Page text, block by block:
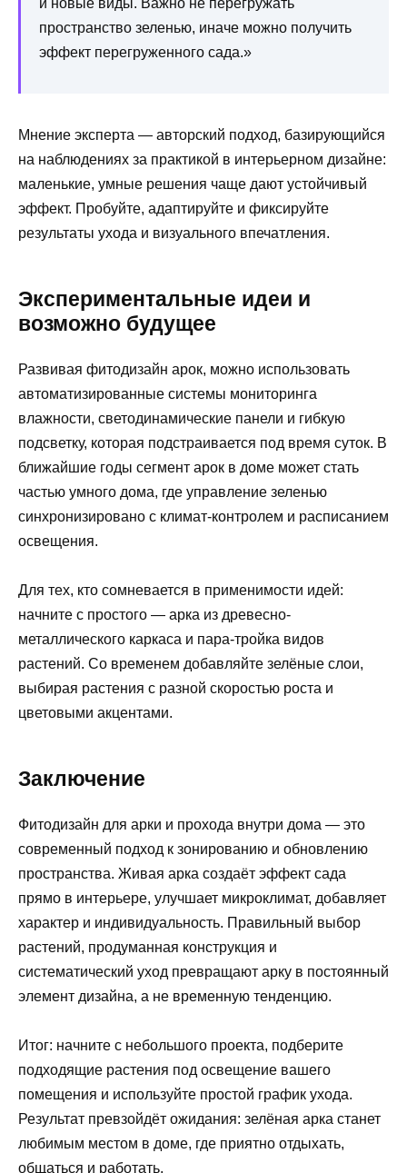
пространство зеленью, иначе можно получить
эффект перегруженного сада.»
Мнение эксперта — авторский подход, базирующийся
на наблюдениях за практикой в интерьерном дизайне:
маленькие, умные решения чаще дают устойчивый
эффект. Пробуйте, адаптируйте и фиксируйте
результаты ухода и визуального впечатления.
Экспериментальные идеи и
возможно будущее
Развивая фитодизайн арок, можно использовать
автоматизированные системы мониторинга
влажности, светодинамические панели и гибкую
подсветку, которая подстраивается под время суток. В
ближайшие годы сегмент арок в доме может стать
частью умного дома, где управление зеленью
синхронизировано с климат-контролем и расписанием
освещения.
Для тех, кто сомневается в применимости идей:
начните с простого — арка из древесно-
металлического каркаса и пара-тройка видов
растений. Со временем добавляйте зелёные слои,
выбирая растения с разной скоростью роста и
цветовыми акцентами.
Заключение
Фитодизайн для арки и прохода внутри дома — это
современный подход к зонированию и обновлению
пространства. Живая арка создаёт эффект сада
прямо в интерьере, улучшает микроклимат, добавляет
характер и индивидуальность. Правильный выбор
растений, продуманная конструкция и
систематический уход превращают арку в постоянный
элемент дизайна, а не временную тенденцию.
Итог: начните с небольшого проекта, подберите
подходящие растения под освещение вашего
помещения и используйте простой график ухода.
Результат превзойдёт ожидания: зелёная арка станет
любимым местом в доме, где приятно отдыхать,
общаться и работать.